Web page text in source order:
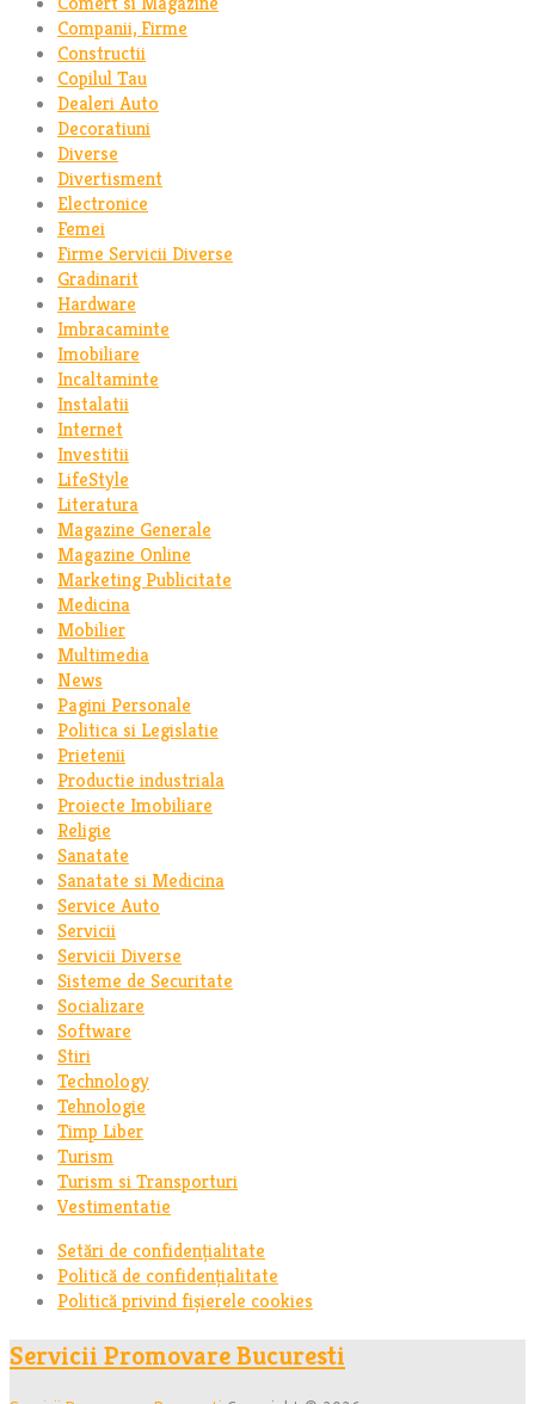
Companii, Firme
Constructii
Copilul Tau
Dealeri Auto
Decoratiuni
Diverse
Divertisment
Electronice
Femei
Firme Servicii Diverse
Gradinarit
Hardware
Imbracaminte
Imobiliare
Incaltaminte
Instalatii
Internet
Investitii
LifeStyle
Literatura
Magazine Generale
Magazine Online
Marketing Publicitate
Medicina
Mobilier
Multimedia
News
Pagini Personale
Politica si Legislatie
Prietenii
Productie industriala
Proiecte Imobiliare
Religie
Sanatate
Sanatate si Medicina
Service Auto
Servicii
Servicii Diverse
Sisteme de Securitate
Socializare
Software
Stiri
Technology
Tehnologie
Timp Liber
Turism
Turism si Transporturi
Vestimentatie
Setări de confidențialitate
Politică de confidențialitate
Politică privind fișierele cookies
Servicii Promovare Bucuresti